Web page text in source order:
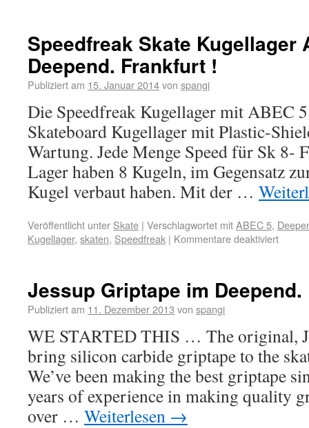
Speedfreak Skate Kugellager
Deepend. Frankfurt !
Publiziert am 15. Januar 2014von spangi
Die Speedfreak Kugellager mit ABEC
Skateboard Kugellager mit Plastic-
Wartung. Jede Menge Speed für Sk 8-
Lager haben 8 Kugeln, im Gegensatz
Kugel verbaut haben. Mit der …
Veröffentlicht unter Skate | Verschlagwortet mitABEC 5,
Kugellager, skaten, Speedfreak | Kommentare deaktiviert
Jessup Griptape im
Publiziert am 11. Dezember 2013 von spangi
WE STARTED THIS … The original,
bring silicon carbide griptape to the
We’ve been making the best griptape
years of experience in making quality
over … Weiterlesen →